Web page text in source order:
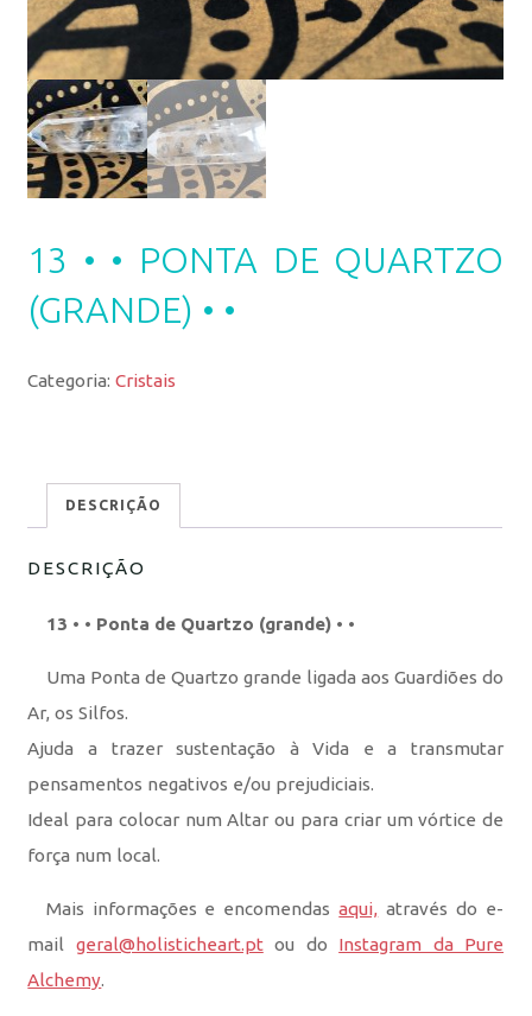
13 • • PONTA DE QUARTZO
(GRANDE) • •
Categoria:Cristais
DESCRIÇÃO
DESCRIÇÃO
13 • • Ponta de Quartzo (grande) • •
Uma Ponta de Quartzo grande ligada aos Guardiões do
Ar, os Silfos.
Ajuda a trazer sustentação à Vida e a transmutar
pensamentos negativos e/ou prejudiciais.
Ideal para colocar num Altar ou para criar um vórtice de
força num local.
Mais informações e encomendasaqui, através do e-
mailgeral@holisticheart.pt ou do Instagram da Pure
Alchemy.